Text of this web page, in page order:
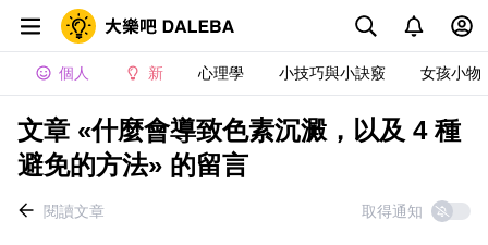
個人 新 心理學 小技巧與小訣竅 女孩小物
文章 «什麼會導致色素沉澱，以及 4 種
避免的方法» 的留言
閱讀文章 取得通知